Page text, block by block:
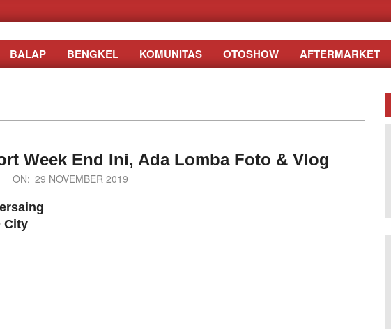
BALAP BENGKEL KOMUNITAS OTOSHOW AFTERMARKET
Week End Ini, Ada Lomba Foto & Vlog
ON: 29 NOVEMBER 2019
City